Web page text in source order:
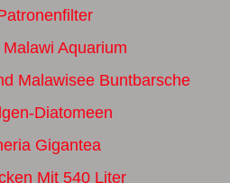
Aquarium
Malawisee Buntbarsche
Diatomeen
Gigantea
Mit 540 Liter